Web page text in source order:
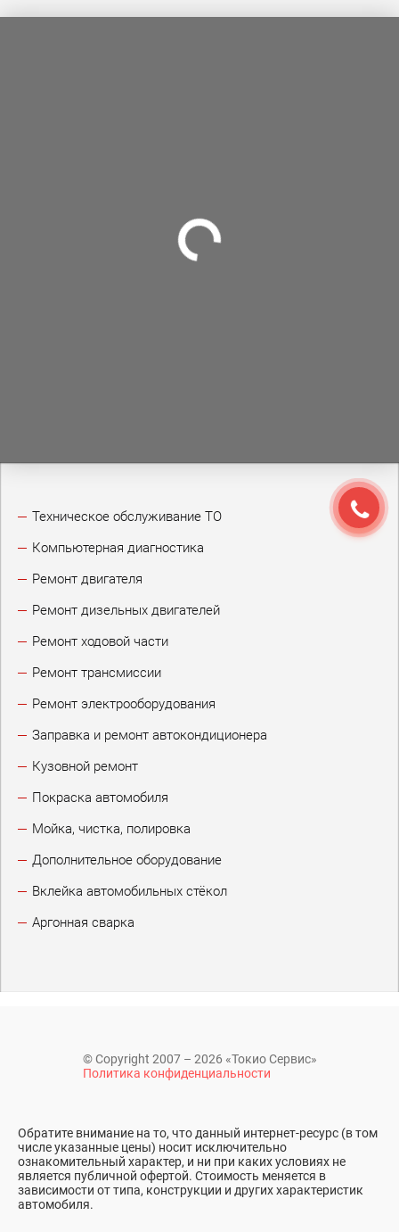
Техническое обслуживание ТО
Компьютерная диагностика
Ремонт двигателя
Ремонт дизельных двигателей
Ремонт ходовой части
Ремонт трансмиссии
Ремонт электрооборудования
Заправка и ремонт автокондиционера
Кузовной ремонт
Покраска автомобиля
Мойка, чистка, полировка
Дополнительное оборудование
Вклейка автомобильных стёкол
Аргонная сварка
© Copyright 2007 – 2026 «Токио Сервис»
Политика конфиденциальности
Обратите внимание на то, что данный интернет-ресурс (в том
числе указанные цены) носит исключительно
ознакомительный характер, и ни при каких условиях не
является публичной офертой. Стоимость меняется в
зависимости от типа, конструкции и других характеристик
автомобиля.